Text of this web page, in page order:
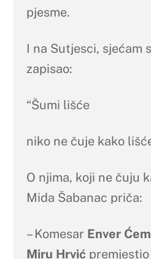
pjesme.
I na Sutjesci, sjećam
zapisao:
“Šumi lišće
niko ne čuje kako
O njima, koji ne čuju
Mida Šabanac priča:
– Komesar Enver
Miru Hrvić